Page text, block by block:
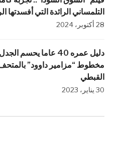
التلمساني الرائدة التي أفسدتها
28 أكتوبر، 2024
دليل عمره 40 عاما يحسم
مخطوط “مزامير داوود”
القبطي
30 يناير، 2023